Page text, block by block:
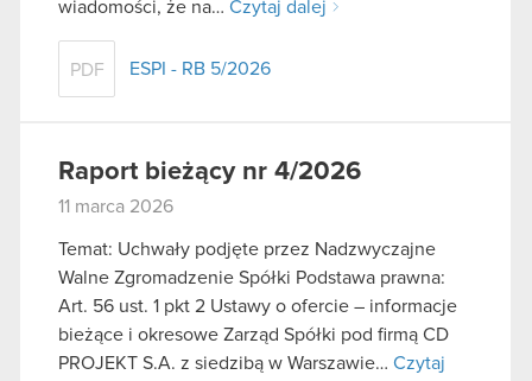
wiadomości, że na… Czytaj dalej
PDF ESPI - RB 5/2026
Raport bieżący nr 4/2026
11 marca 2026
Temat: Uchwały podjęte przez Nadzwyczajne
Walne Zgromadzenie Spółki Podstawa prawna:
Art. 56 ust. 1 pkt 2 Ustawy o ofercie – informacje
bieżące i okresowe Zarząd Spółki pod firmą CD
PROJEKT S.A. z siedzibą w Warszawie… Czytaj